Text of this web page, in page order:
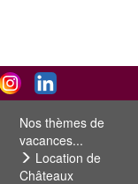
Nos thèmes de
vacances...
Location de
Châteaux